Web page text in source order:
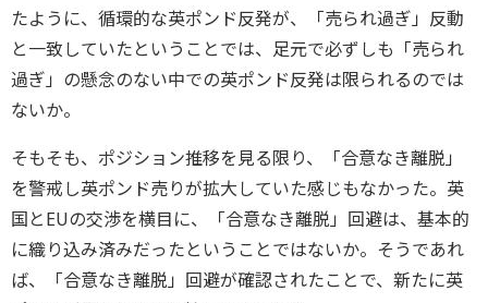
たように、循環的な英ポンド反発が、「売られ過ぎ」反動
と一致していたということでは、足元で必ずしも「売られ
過ぎ」の懸念のない中での英ポンド反発は限られるのでは
ないか。
そもそも、ポジション推移を見る限り、「合意なき離脱」
を警戒し英ポンド売りが拡大していた感じもなかった。英
国とEUの交渉を横目に、「合意なき離脱」回避は、基本的
に織り込み済みだったということではないか。そうであれ
ば、「合意なき離脱」回避が確認されたことで、新たに英